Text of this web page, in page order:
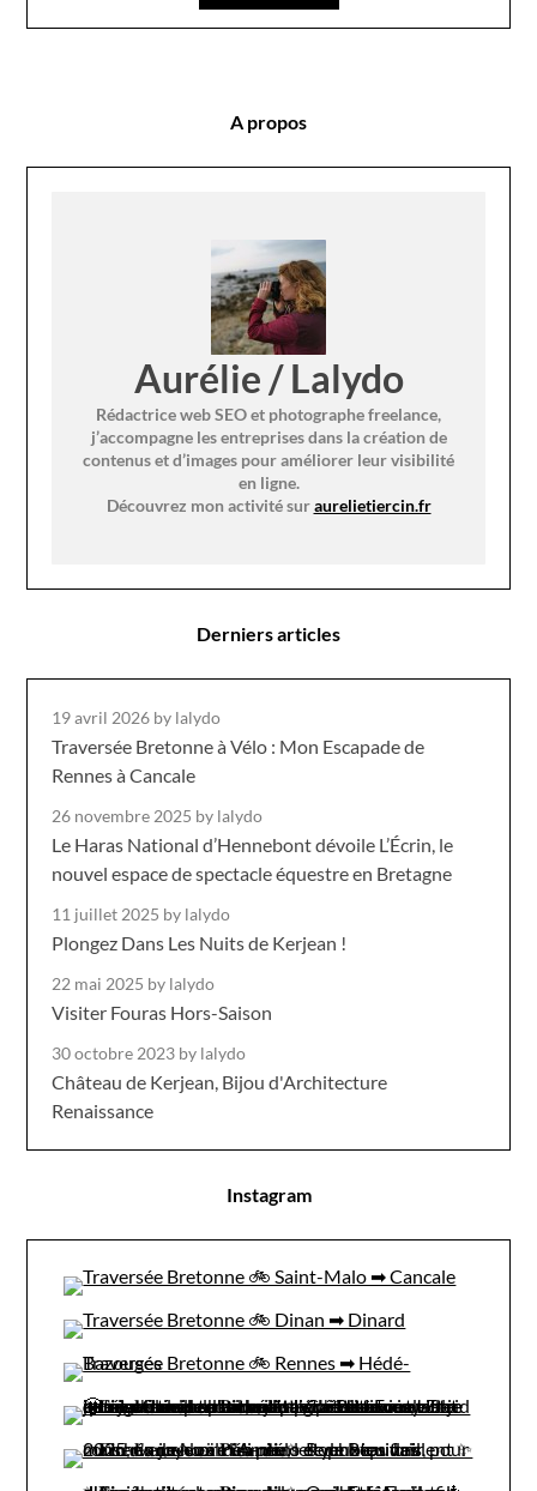
A propos
Aurélie / Lalydo
Rédactrice web SEO et photographe freelance,
j’accompagne les entreprises dans la création de
contenus et d’images pour améliorer leur visibilité
en ligne.
Découvrez mon activité suraurelietiercin.fr
Derniers articles
19 avril 2026 by lalydo
Traversée Bretonne à Vélo : Mon Escapade de
Rennes à Cancale
26 novembre 2025 by lalydo
Le Haras National d’Hennebont dévoile L’Écrin, le
nouvel espace de spectacle équestre en Bretagne
11 juillet 2025 by lalydo
Plongez Dans Les Nuits de Kerjean !
22 mai 2025 by lalydo
Visiter Fouras Hors-Saison
30 octobre 2023 by lalydo
Château de Kerjean, Bijou d'Architecture
Renaissance
Instagram